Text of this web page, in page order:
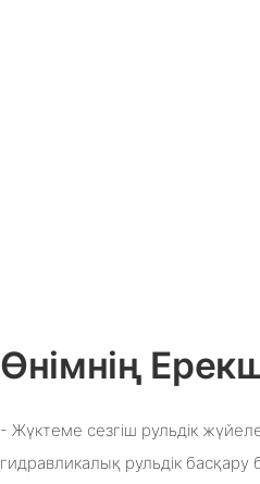
Өнімнің
- Жүктеме сезгіш рульдік
гидравликалық рульдік